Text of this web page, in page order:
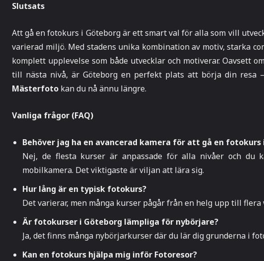
Slutsats
Att gå en fotokurs i Göteborg är ett smart val för alla som vill
varierad miljö. Med stadens unika kombination av motiv, starka
komplett upplevelse som både utvecklar och motiverar. Oavsett
till nästa nivå, är Göteborg en perfekt plats att börja din resa
Mästerfoto kan du nå ännu längre.
Vanliga frågor (FAQ)
Behöver jag ha en avancerad kamera för att gå en fotokurs
Nej, de flesta kurser är anpassade för alla nivåer och du
mobilkamera. Det viktigaste är viljan att lära sig.
Hur lång är en typisk fotokurs?
Det varierar, men många kurser pågår från en helg upp till flera
Är fotokurser i Göteborg lämpliga för nybörjare?
Ja, det finns många nybörjarkurser där du lär dig grunderna i
Kan en fotokurs hjälpa mig inför Fotoresor?